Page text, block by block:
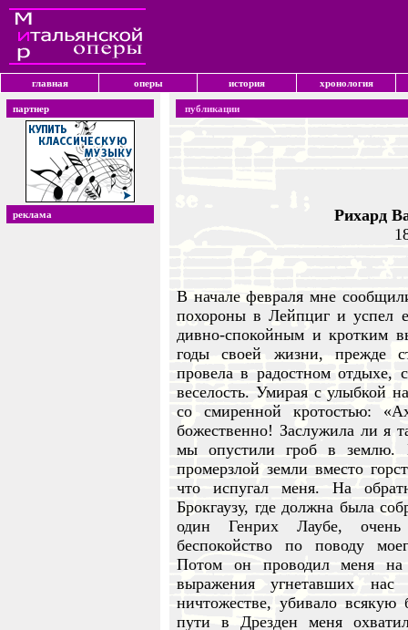
главная оперы история хронология
партнер
реклама
публикации
Рихард
В начале февраля мне
похороны в Лейпциг и успел
дивно-спокойным и кротким
годы своей жизни, прежде
провела в радостном отдыхе,
веселость. Умирая с улыбкой
со смиренной кротостью:
божественно! Заслужила ли я
мы опустили гроб в землю.
промерзлой земли вместо
что испугал меня. На
Брокгаузу, где должна была
один Генрих Лаубе,
беспокойство по поводу
Потом он проводил меня на
выражения угнетавших
ничтожестве, убивало
пути в Дрезден меня